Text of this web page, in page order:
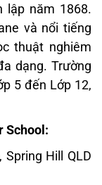
lập năm 1868.
và nổi tiếng
thuật nghiêm
dạng. Trường
5 đến Lớp 12,
School:
Spring Hill QLD